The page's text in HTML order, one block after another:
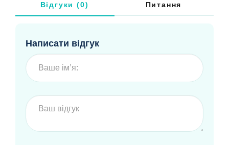
Відгуки (0) Питання
Написати відгук